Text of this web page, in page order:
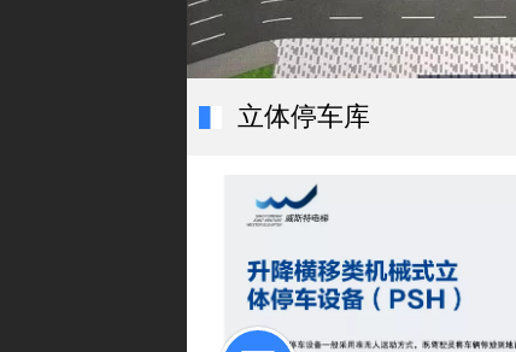
立体停车库